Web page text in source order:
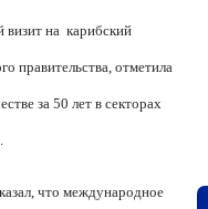
визит на карибский
правительства, отметила
за 50 лет в секторах
что международное